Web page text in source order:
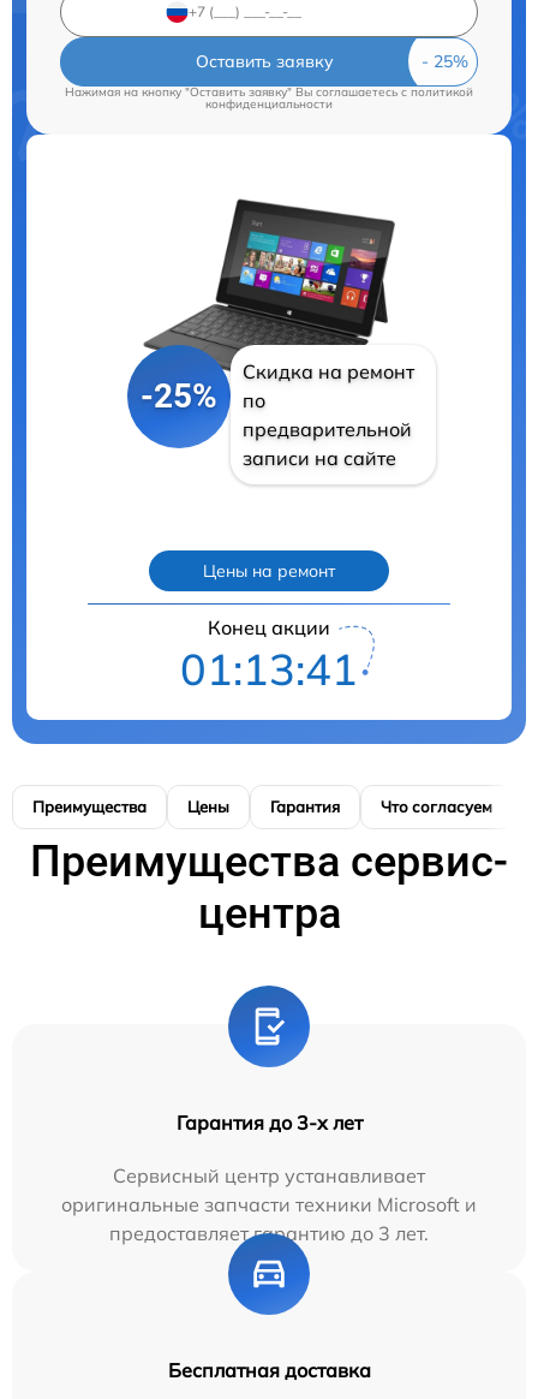
Оставить заявку
Нажимая на кнопку "Оставить заявку" Вы соглашаетесь cполитикой
конфиденциальности
-25%
Скидка на ремонт
по
предварительной
записи на сайте
Цены на ремонт
Конец акции
01:13:40
Преимущества Цены Гарантия Что согласуем
Преимущества сервис-
центра
Гарантия до 3-х лет
Сервисный центр устанавливает
оригинальные запчасти техники Microsoft и
предоставляет гарантию до 3 лет.
Бесплатная доставка